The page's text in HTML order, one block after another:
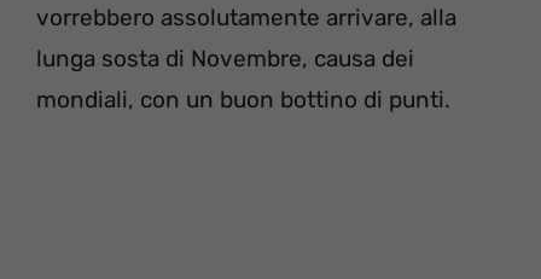
vorrebbero assolutamente arrivare, alla
lunga sosta di Novembre, causa dei
mondiali, con un buon bottino di punti.